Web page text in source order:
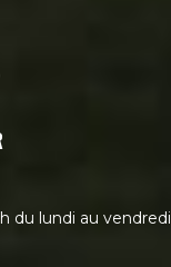
du lundi au vendredi